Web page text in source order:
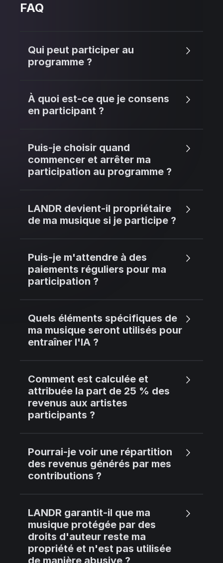
FAQ
Qui peut participer au
programme ?
À quoi est-ce que je consens
en participant ?
Puis-je choisir quand
commencer et arrêter ma
participation au programme ?
LANDR devient-il propriétaire
de ma musique si je participe ?
Puis-je m'attendre à des
paiements réguliers pour ma
participation ?
Quels éléments spécifiques de
ma musique seront utilisés pour
entraîner l'IA ?
Comment est calculée et
attribuée la part de 25 % des
revenus aux artistes
participants ?
Pourrai-je voir une répartition
des revenus générés par mes
contributions ?
LANDR garantit-il que ma
musique protégée par des
droits d'auteur reste ma
propriété et n'est pas utilisée
de manière abusive ?